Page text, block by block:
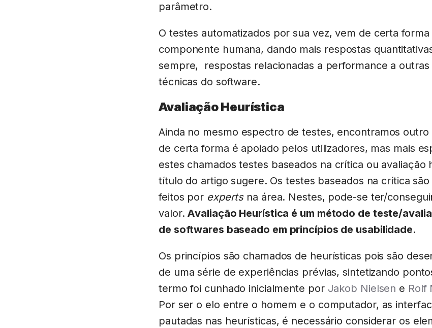
parâmetro.
O testes automatizados por sua vez, vem de certa
componente humana, dando mais respostas
sempre, respostas relacionadas a performance a
técnicas do software.
Avaliação Heurística
Ainda no mesmo espectro de testes, encontramos
de certa forma é apoiado pelos utilizadores, mas mais
estes chamados testes baseados na crítica ou avaliação
título do artigo sugere. Os testes baseados na crítica
feitos por expertsna área. Nestes, pode-se ter/
valor. Avaliação Heurística é um método de teste/
de softwares baseado em princípios de usabilidade.
Os princípios são chamados de heurísticas pois são
de uma série de experiências prévias, sintetizando
termo foi cunhado inicialmente por Jakob Nielsen e Rolf
Por ser o elo entre o homem e o computador, as
pautadas nas heurísticas, é necessário considerar os